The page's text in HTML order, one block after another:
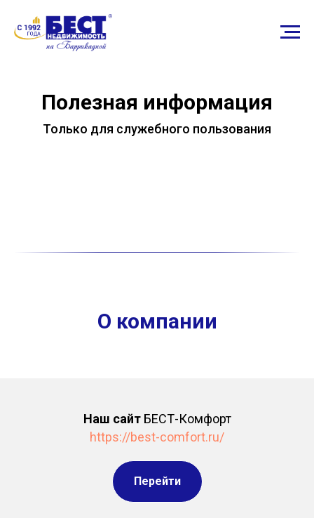
Полезная информация
Только для служебного пользования
О компании
Наш сайтБЕСТ-Комфорт
https://best-comfort.ru/
Перейти